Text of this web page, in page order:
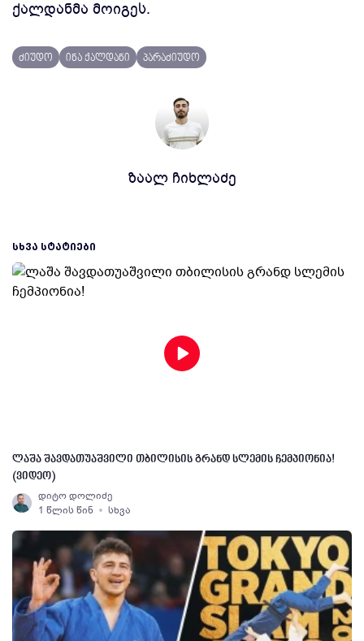
ქალდანმა მოიგეს.
ძიუდო ინა ქალდანი პარაძიუდო
ზაალ ჩიხლაძე
ᲡᲮᲕᲐ ᲡᲢᲐᲢᲘᲔᲑᲘ
ლაშა შავდათუაშვილი თბილისის გრანდ სლემის ჩემპიონია!
(ვიდეო)
დიტო დოლიძე
1 წლის წინ
სხვა